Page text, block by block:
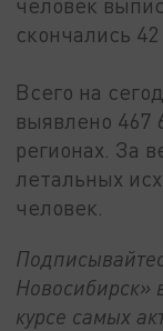
человек
скончались
Всего на
выявлено 467
регионах. За
летальных
человек.
Новосибирск»
курсе самых